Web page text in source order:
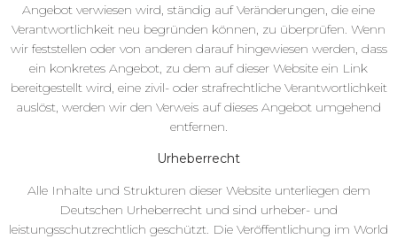
Angebot verwiesen wird, ständig auf Veränderungen, die eine
Verantwortlichkeit neu begründen können, zu überprüfen. Wenn
wir feststellen oder von anderen darauf hingewiesen werden, dass
ein konkretes Angebot, zu dem auf dieser Website ein Link
bereitgestellt wird, eine zivil- oder strafrechtliche Verantwortlichkeit
auslöst, werden wir den Verweis auf dieses Angebot umgehend
entfernen.
Urheberrecht
Alle Inhalte und Strukturen dieser Website unterliegen dem
Deutschen Urheberrecht und sind urheber- und
leistungsschutzrechtlich geschützt. Die Veröffentlichung im World